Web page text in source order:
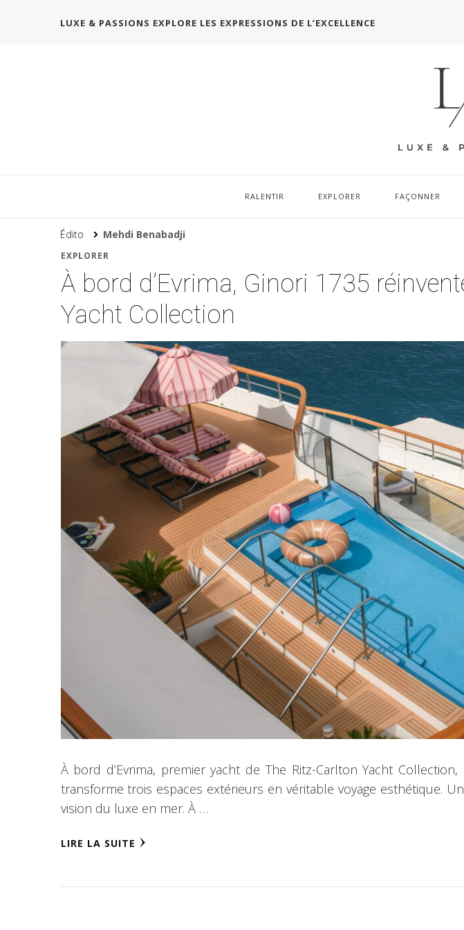
LUXE & PASSIONS EXPLORE LES EXPRESSIONS DE L’EXCELLENCE
RALENTIR EXPLORER FAÇONNER
Édito Mehdi Benabadji
EXPLORER
À bord d’Evrima, Ginori 1735
Yacht Collection
À bord d’Evrima, premier yacht de The Ritz-Carlton Yacht
transforme trois espaces extérieurs en véritable voyage esthétique.
vision du luxe en mer. À …
LIRE LA SUITE